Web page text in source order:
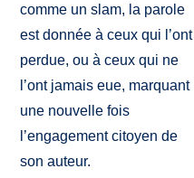
comme un slam, la parole
est donnée à ceux qui l’ont
perdue, ou à ceux qui ne
l’ont jamais eue, marquant
une nouvelle fois
l’engagement citoyen de
son auteur.